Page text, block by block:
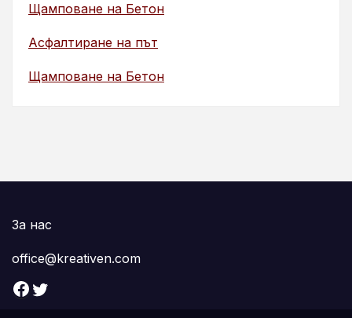
Щамповане на Бетон
Асфалтиране на път
Щамповане на Бетон
За нас
office@kreativen.com
Facebook Twitter